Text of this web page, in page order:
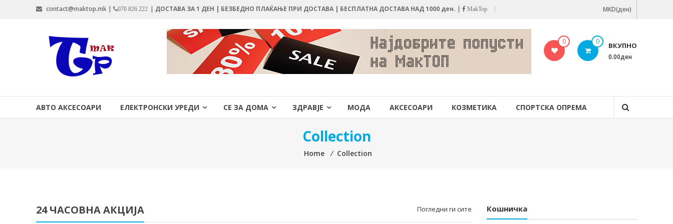
contact@maktop.mk | 070 826 222 | ДОСТАВА ЗА 1 ДЕН | БЕЗБЕДНО ПЛАЌАЊЕ ПРИ ДОСТАВА | БЕСПЛАТНА ДОСТАВА НАД 1000 ден. | MakTop MKD(ден)
MAKTOP.MK 0 0 ВКУПНО
0.00ден
АВТО АКСЕСОАРИ ЕЛЕКТРОНСКИ УРЕДИ СЕ ЗА ДОМА ЗДРАВЈЕ МОДА АКСЕСОАРИ КОЗМЕТИКА СПОРТСКА ОПРЕМА
Collection
Home ⁄ Collection
24 ЧАСОВНА АКЦИЈА Погледни ги сите Кошничка